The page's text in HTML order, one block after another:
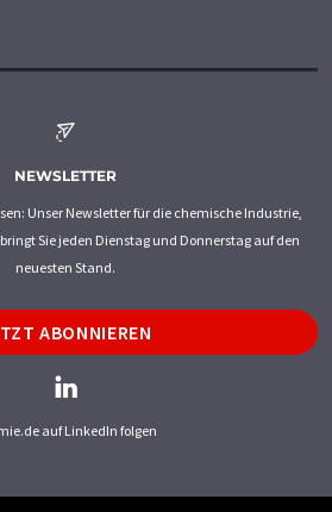
NEWSLETTER
Unser Newsletter für die chemische Industrie,
Sie jeden Dienstag und Donnerstag auf den
neuesten Stand.
ABONNIEREN
auf LinkedIn folgen